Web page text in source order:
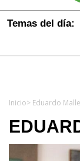
Temas del día:
Inicio> Eduardo